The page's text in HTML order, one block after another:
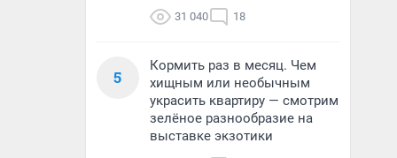
31 040 18
5
Кормить раз в месяц. Чем
хищным или необычным
украсить квартиру — смотрим
зелёное разнообразие на
выставке экзотики